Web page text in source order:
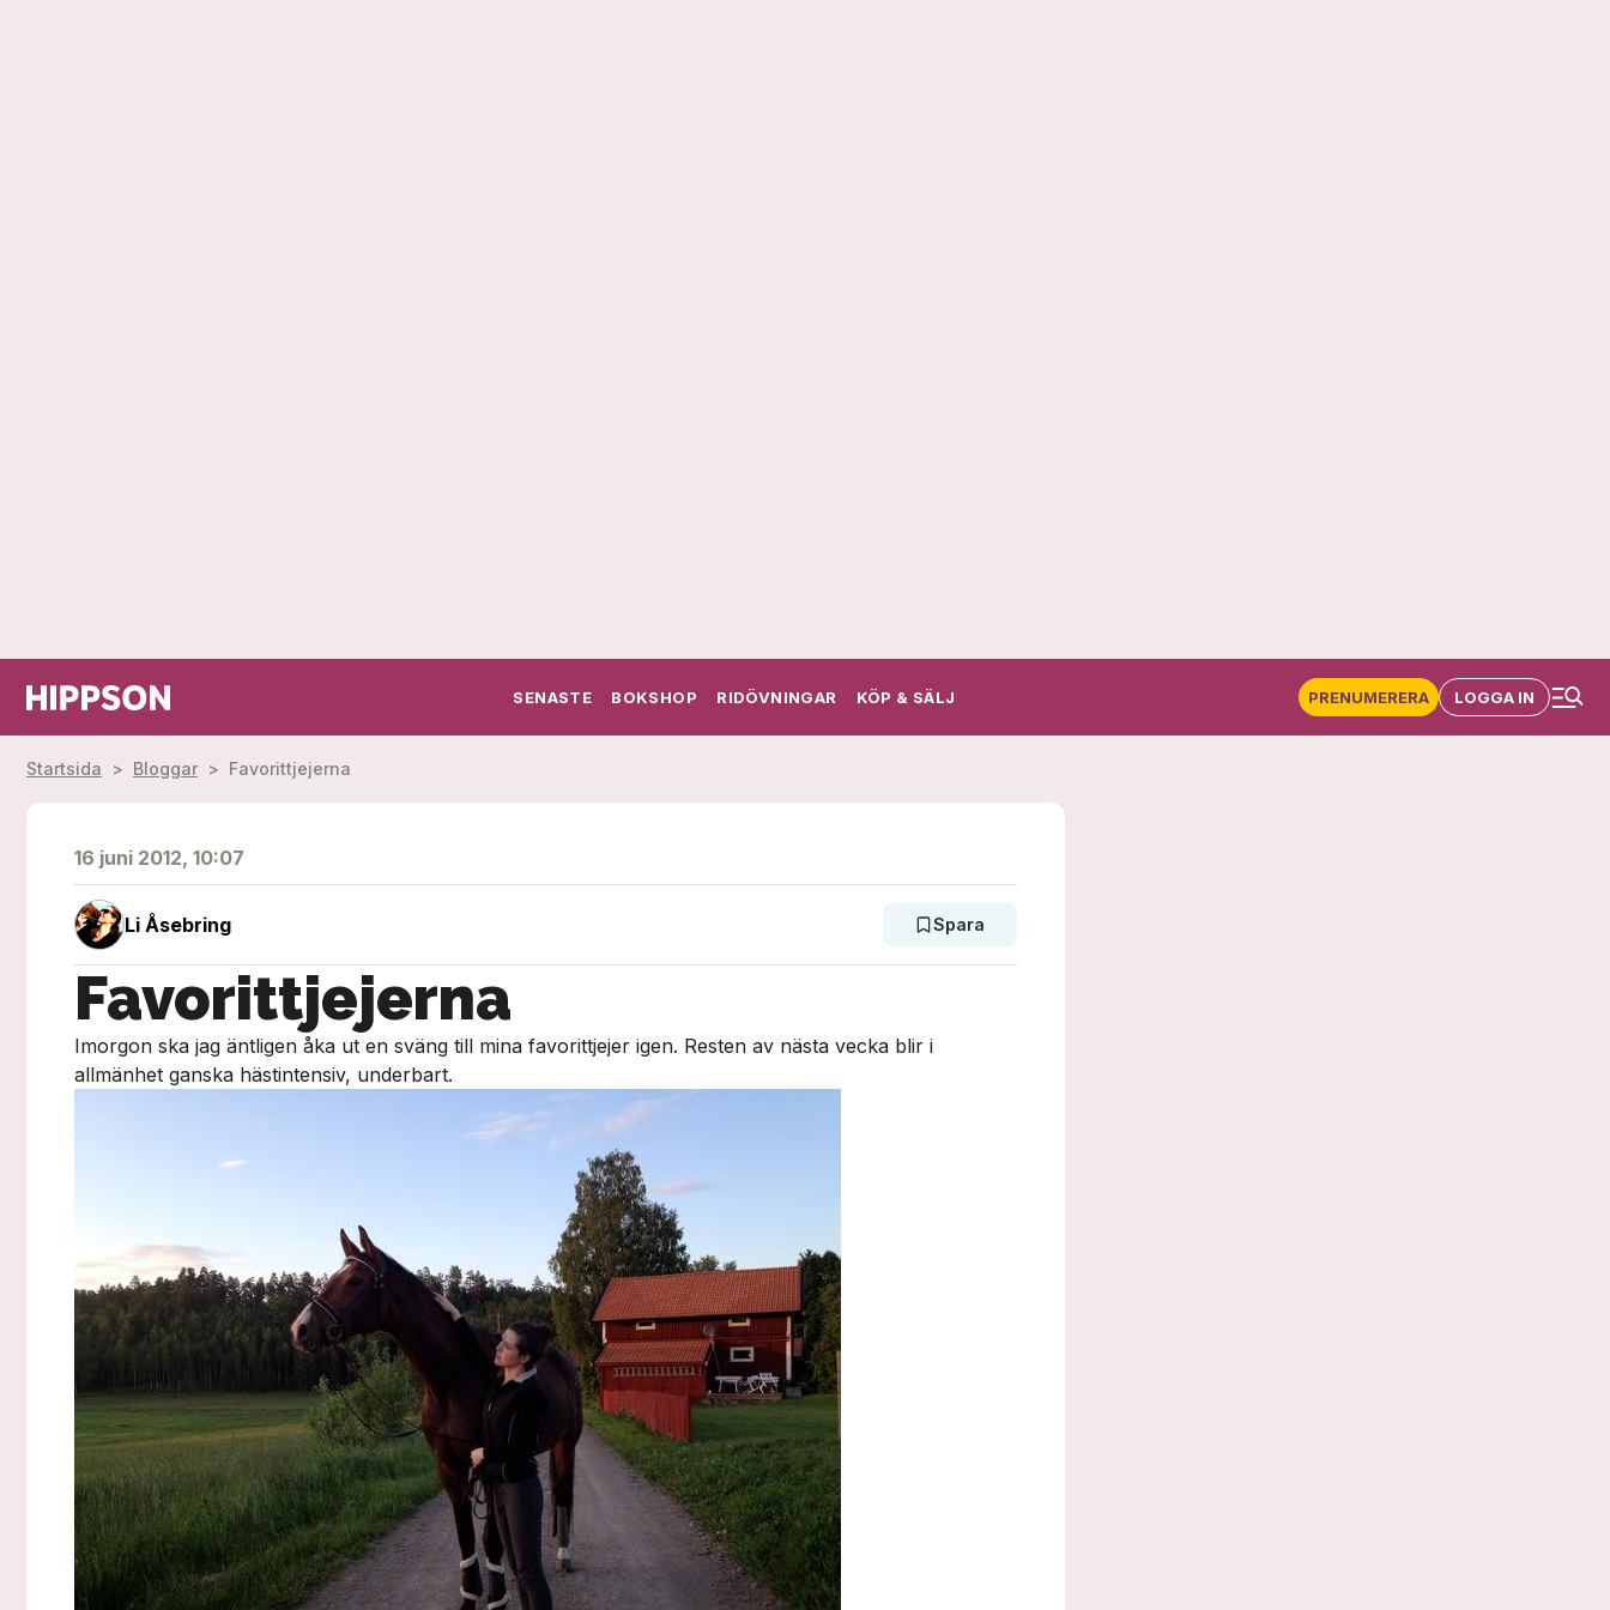
SENASTE BOKSHOP RIDÖVNINGAR KÖP & SÄLJ PRENUMERERA LOGGA IN
Startsida > Bloggar > Favorittjejerna
16 juni 2012, 10:07
Li Åsebring Spara
Favorittjejerna
Imorgon ska jag äntligen åka ut en sväng till mina favorittjejer igen. Resten av nästa vecka blir i
allmänhet ganska hästintensiv, underbart.